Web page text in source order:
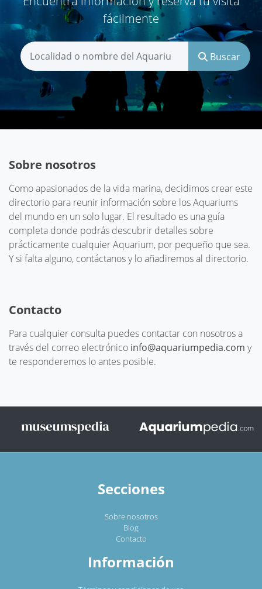
fácilmente
Buscar
Sobre nosotros
Como apasionados de la vida marina, decidimos crear este
directorio para reunir información sobre los Aquariums
del mundo en un solo lugar. El resultado es una guía
completa donde podrás descubrir detalles sobre
prácticamente cualquier Aquarium, por pequeño que sea.
Y si falta alguno, contáctanos y lo añadiremos al directorio.
Contacto
Para cualquier consulta puedes contactar con nosotros a
través del correo electrónico info@aquariumpedia.com y
te responderemos lo antes posible.
Secciones
Sobre nosotros
Blog
Contacto
Información